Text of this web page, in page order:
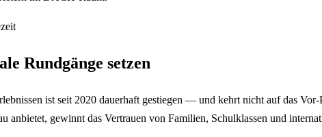
Rundgänge setzen
ist seit 2020 dauerhaft gestiegen — und kehrt nicht auf das
anbietet, gewinnt das Vertrauen von Familien, Schulklassen und